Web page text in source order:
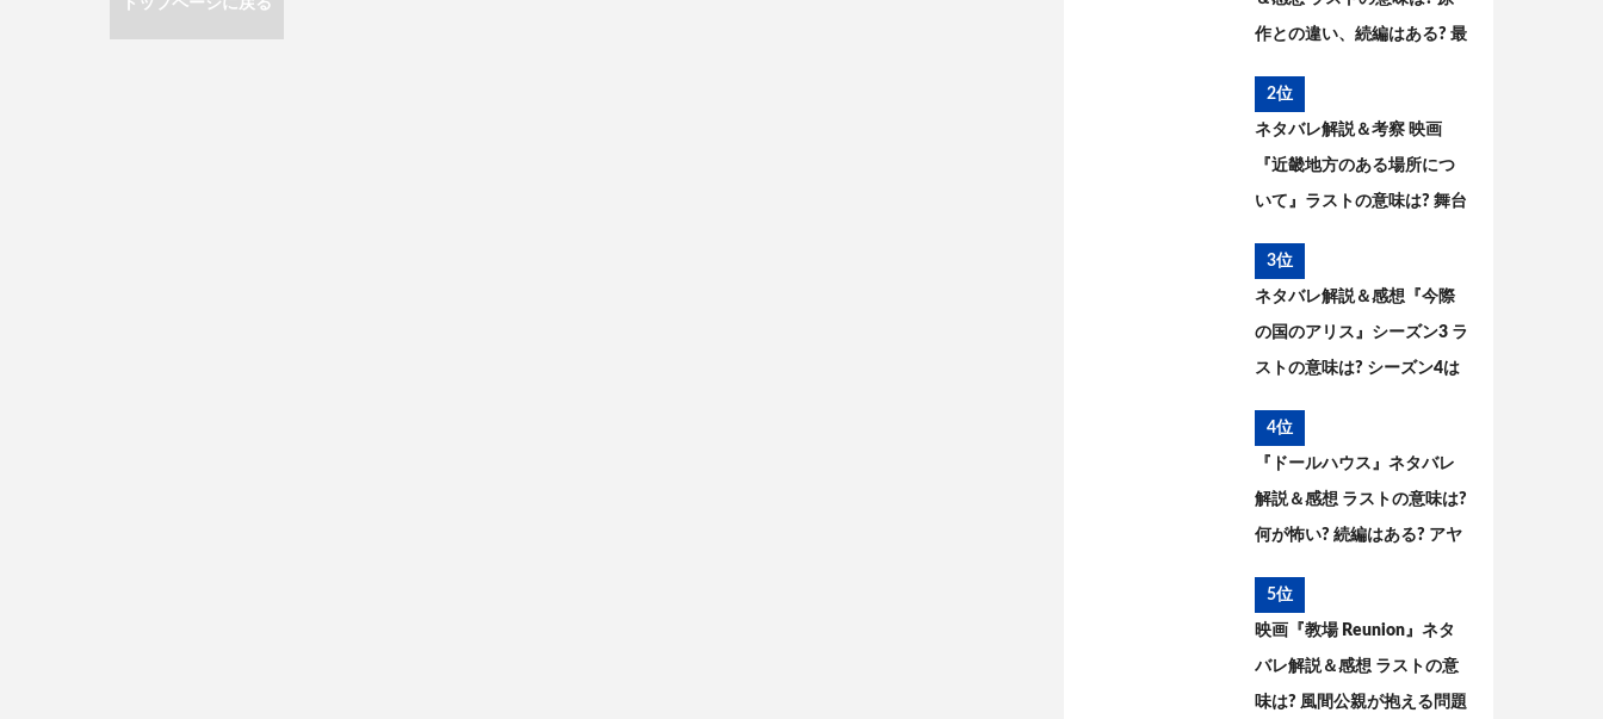
トップページに戻る
作との違い、続編はある? 最
2位
ネタバレ解説＆考察 映画
『近畿地方のある場所につ
いて』ラストの意味は? 舞台
3位
ネタバレ解説＆感想『今際
の国のアリス』シーズン3 ラ
ストの意味は? シーズン4は
4位
『ドールハウス』ネタバレ
解説＆感想 ラストの意味は?
何が怖い? 続編はある? アヤ
5位
映画『教場 Reunion』ネタ
バレ解説＆感想 ラストの意
味は? 風間公親が抱える問題